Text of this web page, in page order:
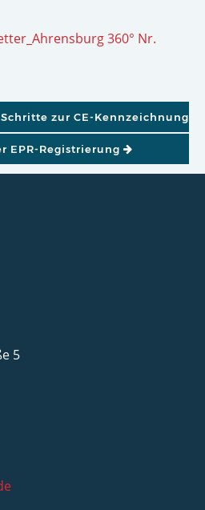
360° Nr.
zur CE-Kennzeichnung
EPR-Registrierung
5